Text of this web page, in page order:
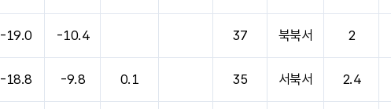
-19.0 -10.4 37 북북서 2
-18.8 -9.8 0.1 35 서북서 2.4